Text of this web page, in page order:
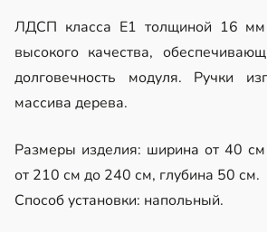
ЛДСП класса Е1 толщиной 16
высокого качества,
долговечность модуля. Ручки
массива дерева.
Размеры изделия: ширина от 40
от 210 см до 240 см, глубина 50 см.
Способ установки: напольный.